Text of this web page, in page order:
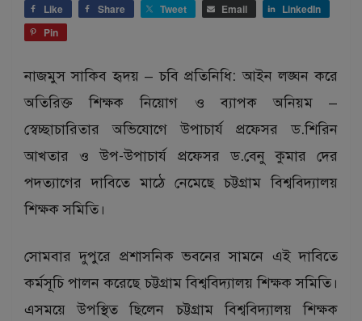
Like Share Tweet Email
LinkedIn
Pin
নাজমুস সাকিব হৃদয় – চবি প্রতিনিধি: আইন লঙ্ঘন করে
অতিরিক্ত শিক্ষক নিয়োগ ও ব্যাপক অনিয়ম –
স্বেচ্ছাচারিতার অভিযোগে উপাচার্য প্রফেসর ড.শিরিন
আখতার ও উপ-উপাচার্য প্রফেসর ড.বেনু কুমার দের
পদত্যাগের দাবিতে মাঠে নেমেছে চট্টগ্রাম বিশ্ববিদ্যালয়
শিক্ষক সমিতি।
সোমবার দুপুরে প্রশাসনিক ভবনের সামনে এই দাবিতে
কর্মসূচি পালন করেছে চট্টগ্রাম বিশ্ববিদ্যালয় শিক্ষক সমিতি।
এসময়ে উপস্থিত ছিলেন চট্টগ্রাম বিশ্ববিদ্যালয় শিক্ষক